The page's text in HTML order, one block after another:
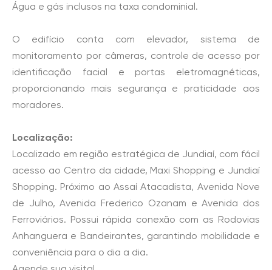
Água e gás inclusos na taxa condominial.
O edifício conta com elevador, sistema de
monitoramento por câmeras, controle de acesso por
identificação facial e portas eletromagnéticas,
proporcionando mais segurança e praticidade aos
moradores.
Localização:
Localizado em região estratégica de Jundiaí, com fácil
acesso ao Centro da cidade, Maxi Shopping e Jundiaí
Shopping. Próximo ao Assaí Atacadista, Avenida Nove
de Julho, Avenida Frederico Ozanam e Avenida dos
Ferroviários. Possui rápida conexão com as Rodovias
Anhanguera e Bandeirantes, garantindo mobilidade e
conveniência para o dia a dia.